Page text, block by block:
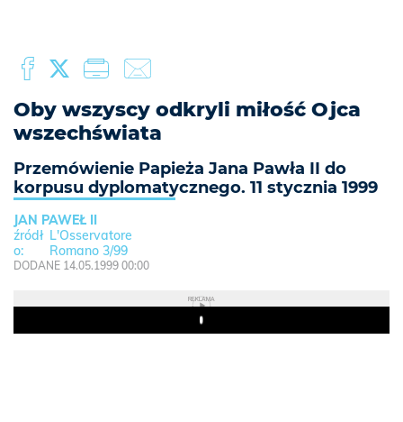
Oby wszyscy odkryli miłość Ojca
wszechświata
Przemówienie Papieża Jana Pawła II do
korpusu dyplomatycznego. 11 stycznia 1999
JAN PAWEŁ II
L'Osservatore
Romano 3/99
DODANE 14.05.1999 00:00
REKLAMA
Play